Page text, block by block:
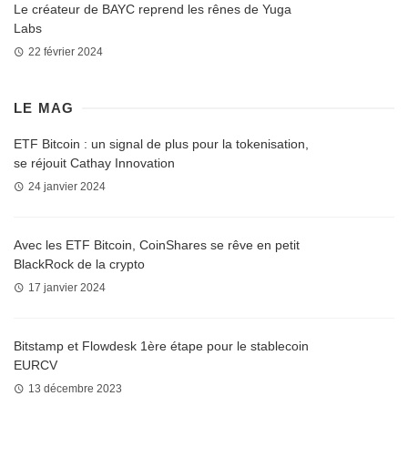
Le créateur de BAYC reprend les rênes de Yuga
Labs
22 février 2024
LE MAG
ETF Bitcoin : un signal de plus pour la tokenisation,
se réjouit Cathay Innovation
24 janvier 2024
Avec les ETF Bitcoin, CoinShares se rêve en petit
BlackRock de la crypto
17 janvier 2024
Bitstamp et Flowdesk 1ère étape pour le stablecoin
EURCV
13 décembre 2023